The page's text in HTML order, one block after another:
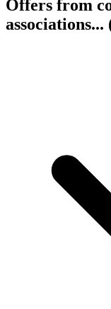
Offers from
associations...